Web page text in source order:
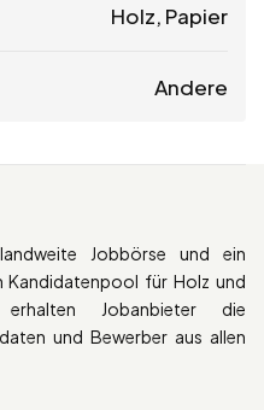
Holz, Papier
Andere
Jobbörse und ein
Kandidatenpool für Holz und
Jobanbieter die
und Bewerber aus allen